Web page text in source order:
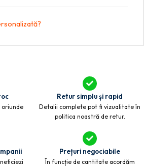
oriunde
Retur simplu și rapid
Detalii complete pot fi vizualitate în
politica noastră de retur.
Prețuri negociabile
În funcție de cantitate acordăm